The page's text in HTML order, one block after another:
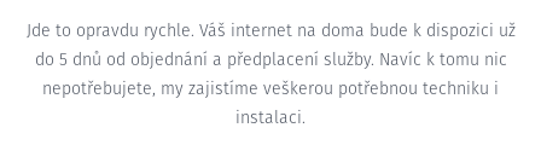
Jde to opravdu rychle. Váš internet na doma bude k dispozici už
do 5 dnů od objednání a předplacení služby. Navíc k tomu nic
nepotřebujete, my zajistíme veškerou potřebnou techniku i
instalaci.